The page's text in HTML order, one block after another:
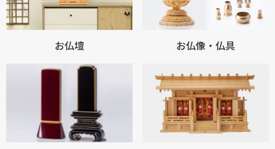
お仏壇 お仏像・仏具